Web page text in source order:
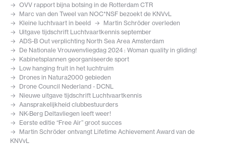
OVV rapport bijna botsing in de Rotterdam CTR
Marc van den Tweel van NOC*NSF bezoekt de KNVvL
Kleine luchtvaart in beeld
Martin Schröder overleden
Uitgave tijdschrift Luchtvaartkennis september
ADS-B Out verplichting North Sea Area Amsterdam
De Nationale Vrouwenvliegdag 2024 : Woman quality in gliding!
Kabinetsplannen georganiseerde sport
Low hanging fruit in het luchtruim
Drones in Natura2000 gebieden
Drone Council Nederland - DCNL
Nieuwe uitgave tijdschrift Luchtvaartkennis
Aansprakelijkheid clubbestuurders
NK-Berg Deltavliegen leeft weer!
Eerste editie “Free Air” groot succes
Martin Schröder ontvangt Lifetime Achievement Award van de
KNVvL